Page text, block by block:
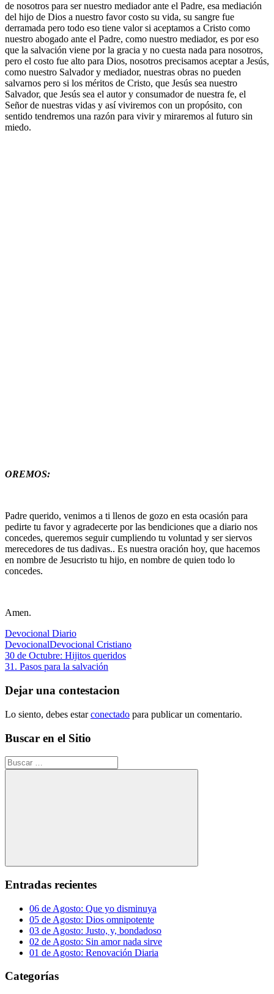
de nosotros para ser nuestro mediador ante el Padre, esa mediación
del hijo de Dios a nuestro favor costo su vida, su sangre fue
derramada pero todo eso tiene valor si aceptamos a Cristo como
nuestro abogado ante el Padre, como nuestro mediador, es por eso
que la salvación viene por la gracia y no cuesta nada para nosotros,
pero el costo fue alto para Dios, nosotros precisamos aceptar a Jesús,
como nuestro Salvador y mediador, nuestras obras no pueden
salvarnos pero si los méritos de Cristo, que Jesús sea nuestro
Salvador, que Jesús sea el autor y consumador de nuestra fe, el
Señor de nuestras vidas y así viviremos con un propósito, con
sentido tendremos una razón para vivir y miraremos al futuro sin
miedo.
OREMOS:
Padre querido, venimos a ti llenos de gozo en esta ocasión para
pedirte tu favor y agradecerte por las bendiciones que a diario nos
concedes, queremos seguir cumpliendo tu voluntad y ser siervos
merecedores de tus dadivas.. Es nuestra oración hoy, que hacemos
en nombre de Jesucristo tu hijo, en nombre de quien todo lo
concedes.
Amen.
Devocional Diario
DevocionalDevocional Cristiano
Navegación
de
entradas
Entrada
anterior:
30 de Octubre: Hijitos queridos
Siguiente
31. Pasos para la salvación
Dejar una contestacion
Lo siento, debes estarconectado para publicar un comentario.
Buscar en el Sitio
Buscar:
Buscar
Entradas recientes
06 de Agosto: Que yo disminuya
05 de Agosto: Dios omnipotente
03 de Agosto: Justo, y, bondadoso
02 de Agosto: Sin amor nada sirve
01 de Agosto: Renovación Diaria
Categorías